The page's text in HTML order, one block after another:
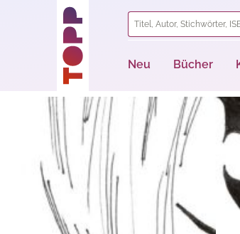
Zur Hauptnavigation springen
Neu Bücher